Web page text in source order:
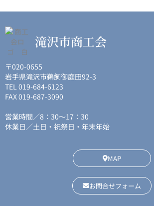
滝沢市商工会
〒020-0655
岩手県滝沢市鵜飼御庭田92-3
TEL 019-684-6123
FAX 019-687-3090
営業時間／8：30〜17：30
休業日／土日・祝祭日・年末年始
MAP
お問合せフォーム